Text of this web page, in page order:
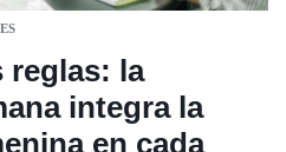
reglas: la
integra la
en cada